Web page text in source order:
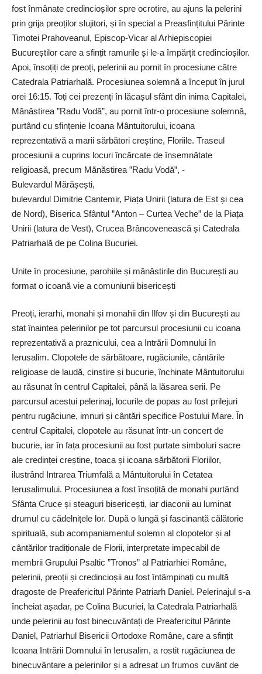
fost înmânate credincioșilor spre ocrotire, au ajuns la pelerini
prin grija preoților slujitori, și în special a Preasfințitului Părinte
Timotei Prahoveanul, Epis­cop-Vicar al Arhiepiscopiei
Bucureștilor care a sfințit ramurile și le-a împărțit credincioșilor.
Apoi, în­soțiți de preoți, pelerinii au pornit în procesiune către
Catedrala Patriarhală. Procesiunea solemnă a început în jurul
orei 16:15. Toți cei prezenți în lăcașul sfânt din inima Capitalei,
Mănăstirea ”Radu Vodă”, au pornit într-o procesiune solemnă,
purtând cu sfințenie Icoana Mântuitorului, icoana
reprezentativă a marii sărbători creștine, Floriile. Traseul
procesiunii a cuprins locuri încărcate de însemnătate
religioasă, precum Mănăstirea ”Radu Vodă”, ­
Bulevardul Mărășești,
bulevardul Dimitrie Cantemir, Piața Unirii (latura de Est și cea
de Nord), Biserica Sfântul ”Anton – Curtea Veche” de la Piața
Unirii (latura de Vest), ­Crucea Brâncovenească și Ca­tedrala
Patriarhală de pe Colina Bucuriei.
Unite în procesiune, parohiile și mănăstirile din București au
format o icoană vie a comuniunii bisericești
Preoți, ierarhi, monahi și monahii din Ilfov și din București au
stat înaintea pelerinilor pe tot parcursul procesiunii cu icoana
reprezentativă a praznicului, cea a Intrării Domnului în
Ierusalim. Clopotele de sărbătoare, rugăciunile, cântările
religioase de laudă, cinstire și bucurie, închinate Mântuitorului
au răsunat în centrul Capitalei, până la lăsarea serii. Pe
parcursul acestui pelerinaj, locurile de popas au fost prilejuri
pentru rugăciune, imnuri și cântări specifice Postului Mare. În
centrul Capitalei, clopotele au răsunat ­într-un concert de
bucurie, iar în fața procesiunii au fost purtate simboluri sacre
ale credinței creștine, toaca și icoana sărbătorii Floriilor,
ilustrând Intrarea Triumfală a Mântuitorului în Cetatea
Ierusalimului. Procesiunea a fost însoțită de monahi purtând
Sfânta Cruce și steaguri bisericești, iar diaconii au luminat
drumul cu cădelnițele lor. După o lungă și fascinantă călătorie
spirituală, sub acompaniamentul solemn al clopotelor și al
cântărilor tradiționale de Florii, interpretate impecabil de
membrii Grupului Psaltic ”Tronos” al Patriarhiei Române,
pelerinii, preoții și credincioșii au fost întâmpinați cu multă
dragoste de Preafericitul Părinte Patriarh Daniel. Pelerinajul s-a
încheiat așadar, pe Colina Bucuriei, la Catedrala Patriarhală
unde pelerinii au fost binecuvântați de Preafericitul Părinte
Daniel, Patriarhul Bisericii Ortodoxe Române, care a sfințit
Icoana Intrării Domnului în Ierusalim, a rostit rugăciunea de
binecuvântare a pelerinilor și a adresat un frumos cuvânt de